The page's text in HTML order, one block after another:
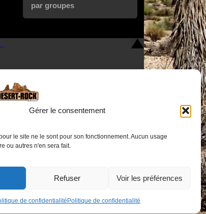
Gérer le consentement
le site ne le sont pour son fonctionnement. Aucun usage
ou autres n'en sera fait.
Refuser Voir les préférences
de confidentialité Politique de confidentialité
par groupes
Nous contacter